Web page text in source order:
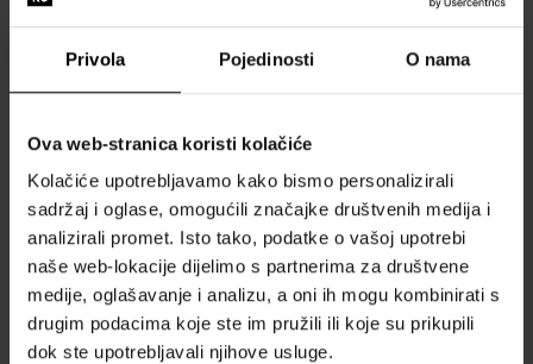
Privola Pojedinosti O nama
Ova web-stranica koristi kolačiće
Kolačiće upotrebljavamo kako bismo personalizirali
sadržaj i oglase, omogućili značajke društvenih medija i
analizirali promet. Isto tako, podatke o vašoj upotrebi
naše web-lokacije dijelimo s partnerima za društvene
medije, oglašavanje i analizu, a oni ih mogu kombinirati s
drugim podacima koje ste im pružili ili koje su prikupili
dok ste upotrebljavali njihove usluge.
129,00 € 116,10 € 329,00 € 299,00 €
Daniel Wellington
DW00100518 - Ženski sat
Sat - Žene
Dostupno
Besplatna dostava
Daniel Wellington
DW00100591 - Ženski sat
Sat - Žene
Dostupno